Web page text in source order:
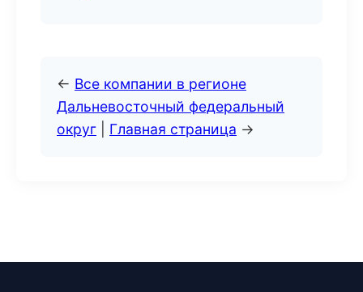
← Все компании в регионе
Дальневосточный федеральный
округ
Главная страница →